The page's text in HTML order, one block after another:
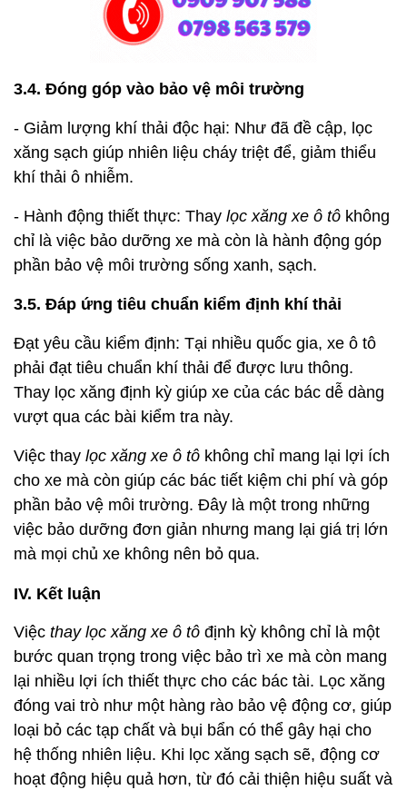
3.4. Đóng góp vào bảo vệ môi trường
- Giảm lượng khí thải độc hại: Như đã đề cập, lọc
xăng sạch giúp nhiên liệu cháy triệt để, giảm thiểu
khí thải ô nhiễm.
- Hành động thiết thực: Thay lọc xăng xe ô tô không
chỉ là việc bảo dưỡng xe mà còn là hành động góp
phần bảo vệ môi trường sống xanh, sạch.
3.5. Đáp ứng tiêu chuẩn kiểm định khí thải
Đạt yêu cầu kiểm định: Tại nhiều quốc gia, xe ô tô
phải đạt tiêu chuẩn khí thải để được lưu thông.
Thay lọc xăng định kỳ giúp xe của các bác dễ dàng
vượt qua các bài kiểm tra này.
Việc thay lọc xăng xe ô tô không chỉ mang lại lợi ích
cho xe mà còn giúp các bác tiết kiệm chi phí và góp
phần bảo vệ môi trường. Đây là một trong những
việc bảo dưỡng đơn giản nhưng mang lại giá trị lớn
mà mọi chủ xe không nên bỏ qua.
IV. Kết luận
Việc thay lọc xăng xe ô tô định kỳ không chỉ là một
bước quan trọng trong việc bảo trì xe mà còn mang
lại nhiều lợi ích thiết thực cho các bác tài. Lọc xăng
đóng vai trò như một hàng rào bảo vệ động cơ, giúp
loại bỏ các tạp chất và bụi bẩn có thể gây hại cho
hệ thống nhiên liệu. Khi lọc xăng sạch sẽ, động cơ
hoạt động hiệu quả hơn, từ đó cải thiện hiệu suất và